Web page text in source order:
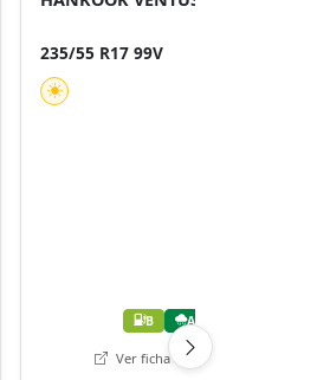
235/55 R17 99V
B A
Ver ficha técnica oficial (EPREL)